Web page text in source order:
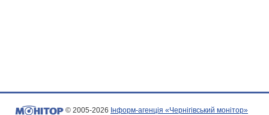
© 2005-2026 Інформ-агенція «Чернігівський монітор»